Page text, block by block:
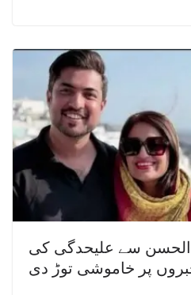
الحسن سے علیحدگی کی
پر خاموشی توڑ دی